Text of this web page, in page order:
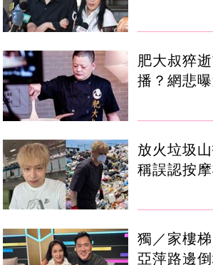
肥大叔猝
播？網悲
放火垃圾
稱誤認按
獨／家樓
亞萍路邊